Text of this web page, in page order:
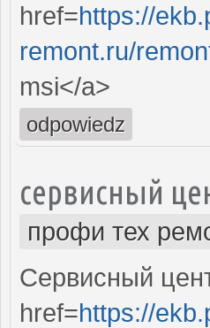
href=https://
remont.ru/
msi</a>
odpowiedz
сервисный
профи тех
Сервисный
href=https://